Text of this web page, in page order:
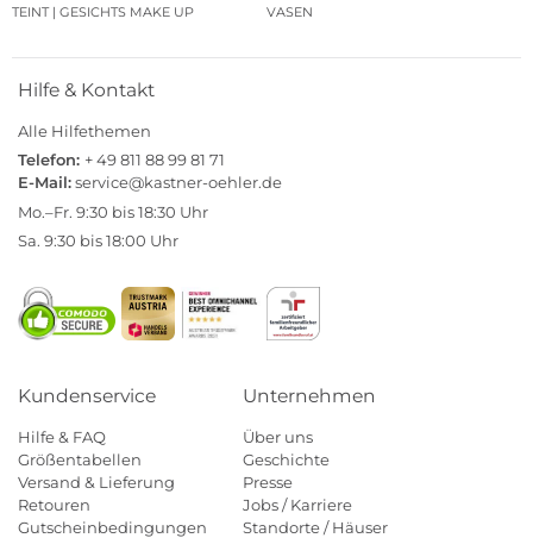
TEINT | GESICHTS MAKE UP
VASEN
Hilfe & Kontakt
Alle Hilfethemen
Telefon: + 49 811 88 99 81 71
E-Mail:service@kastner-oehler.de
Mo.–Fr. 9:30 bis 18:30 Uhr
Sa. 9:30 bis 18:00 Uhr
Kundenservice
Hilfe & FAQ
Größentabellen
Versand & Lieferung
Retouren
Gutscheinbedingungen
Unternehmen
Über uns
Geschichte
Presse
Jobs / Karriere
Standorte / Häuser